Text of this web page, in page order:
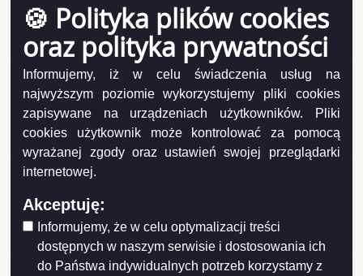
🍪 Polityka plików cookies
oraz polityka prywatności
Informujemy, iż w celu świadczenia usług na
najwyższym poziomie wykorzystujemy pliki cookies
zapisywane na urządzeniach użytkowników. Pliki
cookies użytkownik może kontrolować za pomocą
wyrażanej zgody oraz ustawień swojej przeglądarki
internetowej.
Akceptuję:
Informujemy, że w celu optymalizacji treści
dostępnych w naszym serwisie i dostosowania ich
do Państwa indywidualnych potrzeb korzystamy z
2025 r. w sprawie ustalenia formularza wniosku o
udzielenie bonifikaty w ramach programu "Działki
budowlane dla młodych w Suwałkach" .
Ogłoszenie z dnia 2026-06-17 Wykaz nieruchomości
stanowiącej własność Miasta Suwałk przeznaczonej
do sprzedaży w drodze przetargu ustnego
nieograniczonego (działki nr 35877, 35878, 35879,
35880, 35881/2, 35882/1)..
Ogłoszenie z dnia 2026-06-17 Wykaz nieruchomości
przeznaczonych do sprzedaży w drodze przetargu
ustnego nieograniczonego (działka nr 11581/4,
11579/3, 11580/2, 11577).
Ogłoszenie z dnia 2026-06-16 Wykaz nr 12/2026